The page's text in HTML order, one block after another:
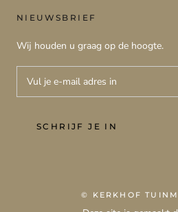
NIEUWSBRIEF
Wij houden u graag op de hoogte.
SCHRIJF JE IN
© KERKHOF